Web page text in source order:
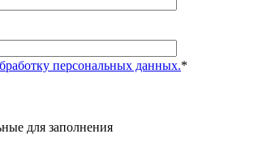
персональных данных.*
для заполнения